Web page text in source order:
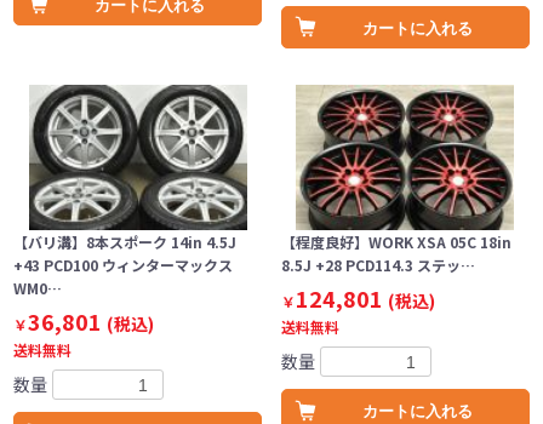
カートに入れる
カートに入れる
【バリ溝】8本スポーク 14in 4.5J
+43 PCD100 ウィンターマックス
WM0…
￥36,801 (税込)
送料無料
数量
【程度良好】WORK XSA 05C 18in
8.5J +28 PCD114.3 ステッ…
￥124,801 (税込)
送料無料
数量
カートに入れる